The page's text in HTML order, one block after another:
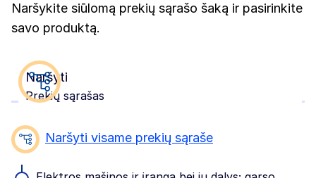
Naršykite siūlomą prekių sąrašo šaką ir pasirinkite
savo produktą.
Naršyti
Prekių sąrašas
Naršyti visame prekių sąraše